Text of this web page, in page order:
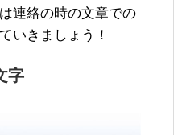
連絡の時の文章での
いきましょう！
字